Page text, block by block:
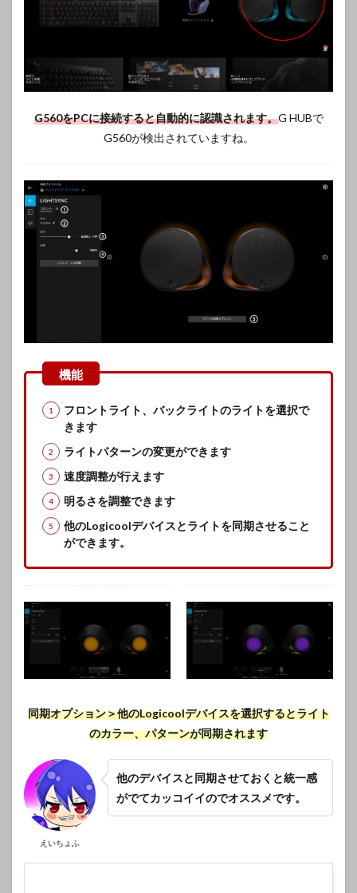
G560をPCに接続すると自動的に認識されます。G HUBで
G560が検出されていますね。
フロントライト、バックライトのライトを選択で
きます
ライトパターンの変更ができます
速度調整が行えます
明るさを調整できます
他のLogicoolデバイスとライトを同期させること
ができます。
同期オプション＞他のLogicoolデバイスを選択するとライト
のカラー、パターンが同期されます
えいちょふ
他のデバイスと同期させておくと統一感
がでてカッコイイのでオススメです。